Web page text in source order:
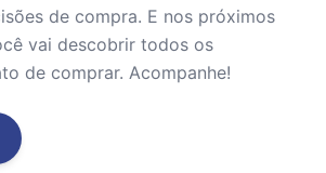
de compra. E nos próximos
vai descobrir todos os
de comprar. Acompanhe!